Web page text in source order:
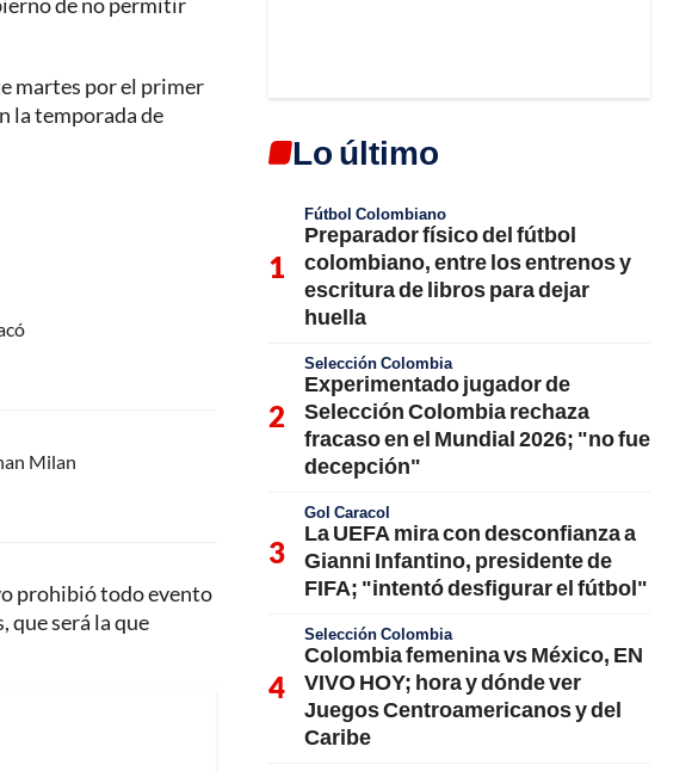
martes por el primer
la temporada de
Milan
prohibió todo evento
que será la que
Lo último
Fútbol Colombiano
Preparador físico del fútbol
colombiano, entre los entrenos y
escritura de libros para dejar
huella
Selección Colombia
Experimentado jugador de
Selección Colombia rechaza
fracaso en el Mundial 2026; "no fue
decepción"
Gol Caracol
La UEFA mira con desconfianza a
Gianni Infantino, presidente de
FIFA; "intentó desfigurar el fútbol"
Selección Colombia
Colombia femenina vs México, EN
VIVO HOY; hora y dónde ver
Juegos Centroamericanos y del
Caribe